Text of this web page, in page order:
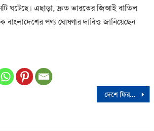
ঘটেছে। এছাড়া, দ্রুত ভারতের জিআই বাতিল
বাংলাদেশের পণ্য ঘোষণার দাবিও জানিয়েছেন
দেশে ফিরলেন আমিরাতে ক্ষমা পাওয়া ৫৬ জনের মধ্যে ১৪ বাংলাদেশী